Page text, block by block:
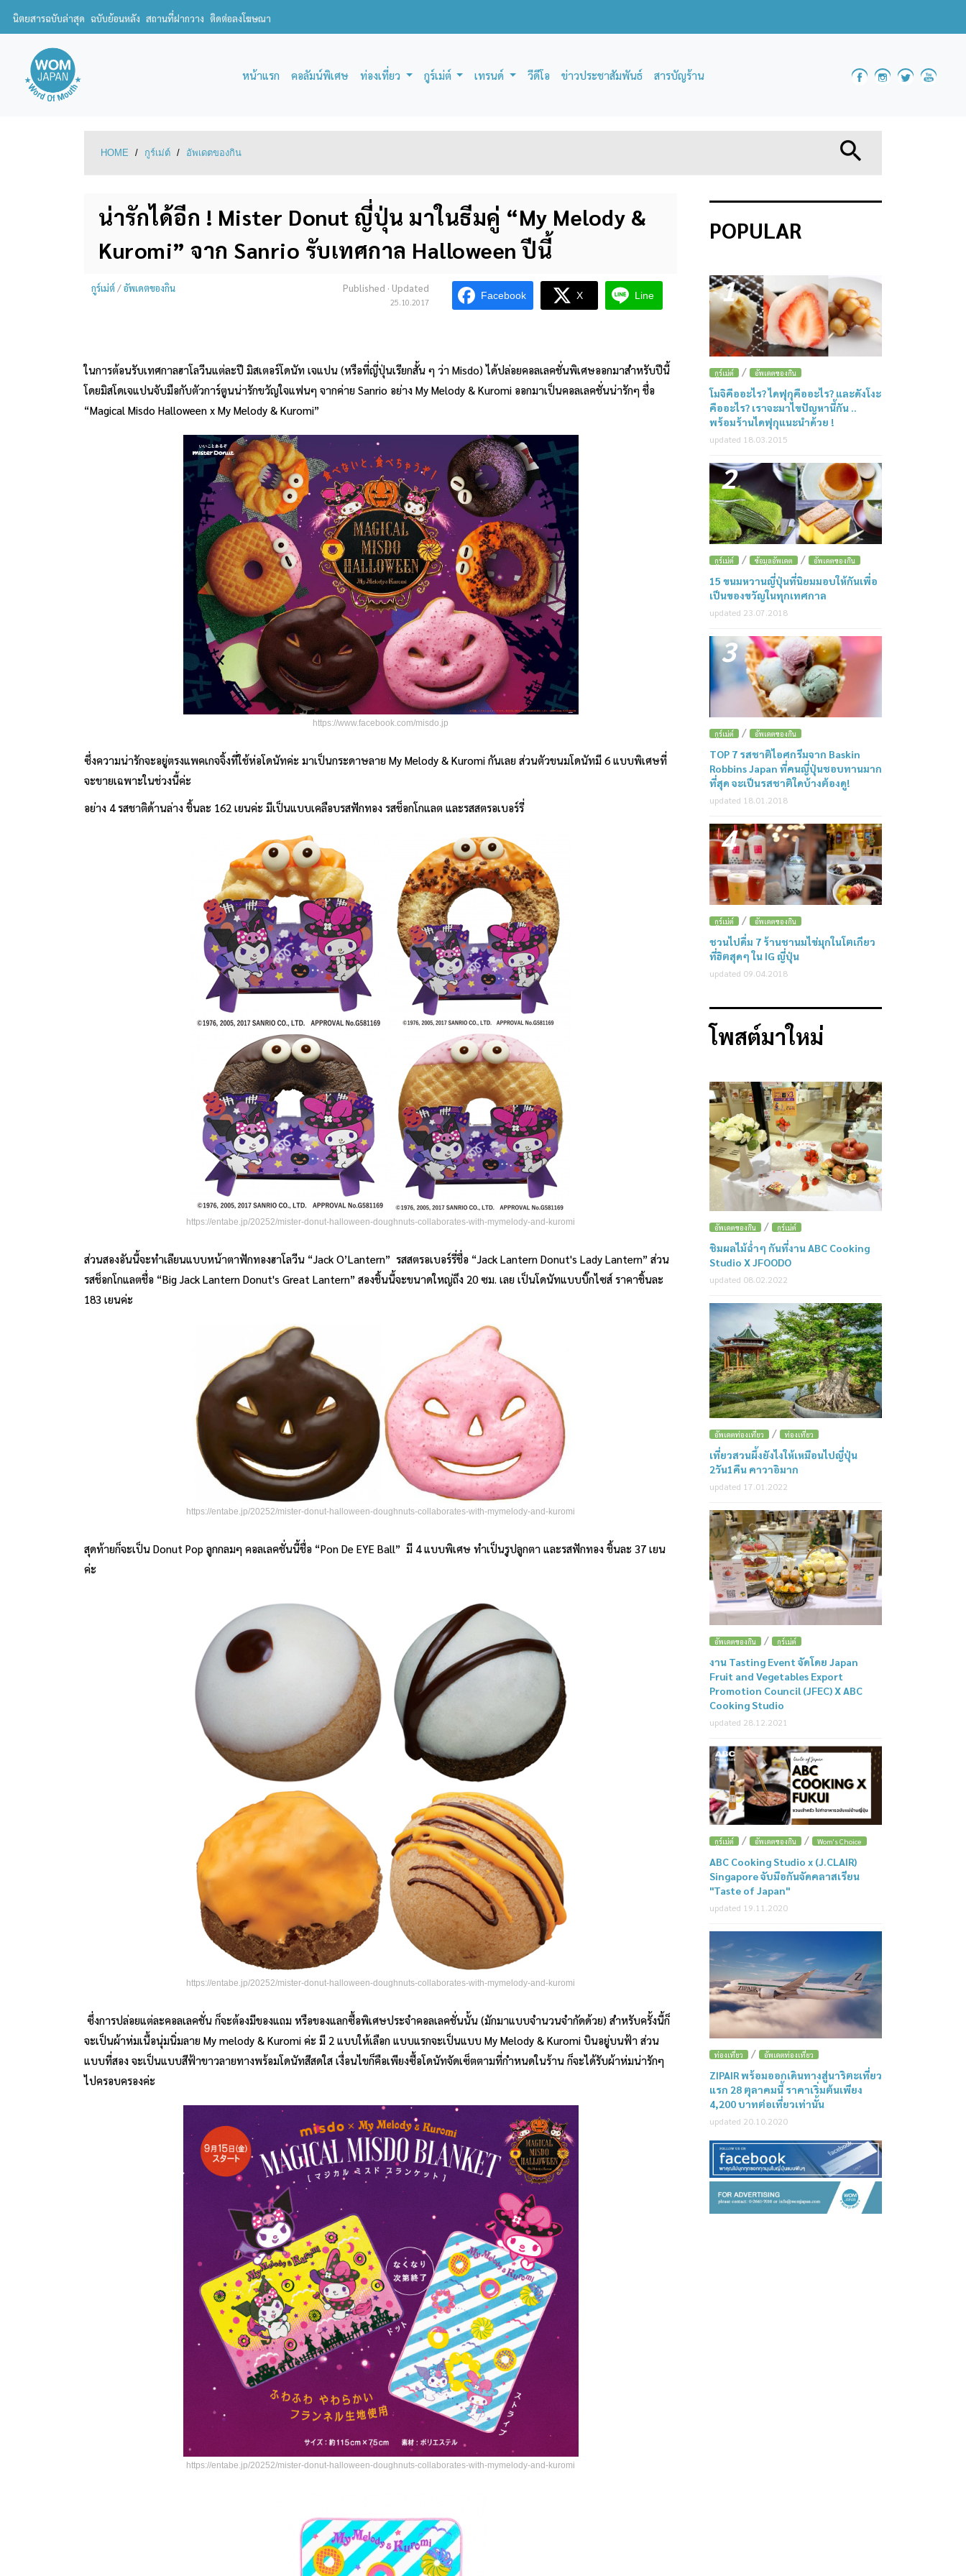
นิตยสารฉบับล่าสุด ฉบับย้อนหลัง สถานที่ฝากวาง ติดต่อลงโฆษณา
หน้าแรก คอลัมน์พิเศษ ท่องเที่ยว กูร์เม่ต์ เทรนด์ วีดีโอ ข่าวประชาสัมพันธ์ สารบัญร้าน
HOME / กูร์เม่ต์ / อัพเดตของกิน
น่ารักได้อีก ! Mister Donut ญี่ปุ่น มาในธีมคู่ “My Melody &
Kuromi” จาก Sanrio รับเทศกาล Halloween ปีนี้
กูร์เม่ต์/อัพเดตของกิน Published · Updated
25.10.2017
Facebook X Line
ในการต้อนรับเทศกาลฮาโลวีนแต่ละปี มิสเตอร์โดนัท เจแปน (หรือที่ญี่ปุ่นเรียกสั้น ๆ ว่า Misdo) ได้ปล่อยคอลเลคชั่นพิเศษออกมาสำหรับปีนี้
โดยมิสโดเจแปนจับมือกับตัวการ์ตูนน่ารักขวัญใจแฟนๆ จากค่าย Sanrio อย่าง My Melody & Kuromi ออกมาเป็นคอลเลคชั่นน่ารักๆ ชื่อ
“Magical Misdo Halloween x My Melody & Kuromi”
https://www.facebook.com/misdo.jp
ซึ่งความน่ารักจะอยู่ตรงแพคเกจจิ้งที่ใช้ห่อโดนัทค่ะ มาเป็นกระดาษลาย My Melody & Kuromi กันเลย ส่วนตัวขนมโดนัทมี 6 แบบพิเศษที่
จะขายเฉพาะในช่วงนี้ค่ะ
อย่าง 4 รสชาติด้านล่าง ชิ้นละ 162 เยนค่ะ มีเป็นแบบเคลือบรสฟักทอง รสช็อกโกแลต และรสสตรอเบอร์รี่
https://entabe.jp/20252/mister-donut-halloween-doughnuts-collaborates-with-mymelody-and-kuromi
ส่วนสองอันนี้จะทำเลียนแบบหน้าตาฟักทองฮาโลวีน “Jack O’Lantern” รสสตรอเบอร์รี่ชื่อ “Jack Lantern Donut's Lady Lantern” ส่วน
รสช็อกโกแลตชื่อ “Big Jack Lantern Donut's Great Lantern” สองชิ้นนี้จะขนาดใหญ่ถึง 20 ซม. เลย เป็นโดนัทแบบบิ๊กไซส์ ราคาชิ้นละ
183 เยนค่ะ
https://entabe.jp/20252/mister-donut-halloween-doughnuts-collaborates-with-mymelody-and-kuromi
สุดท้ายก็จะเป็น Donut Pop ลูกกลมๆ คอลเลคชั่นนี้ชื่อ “Pon De EYE Ball” มี 4 แบบพิเศษ ทำเป็นรูปลูกตา และรสฟักทอง ชิ้นละ 37 เยน
ค่ะ
https://entabe.jp/20252/mister-donut-halloween-doughnuts-collaborates-with-mymelody-and-kuromi
ซึ่งการปล่อยแต่ละคอลเลคชั่น ก็จะต้องมีของแถม หรือของแลกซื้อพิเศษประจำคอลเลคชั่นนั้น (มักมาแบบจำนวนจำกัดด้วย) สำหรับครั้งนี้ก็
จะเป็นผ้าห่มเนื้อนุ่มนิ่มลาย My melody & Kuromi ค่ะ มี 2 แบบให้เลือก แบบแรกจะเป็นแบบ My Melody & Kuromi บินอยู่บนฟ้า ส่วน
แบบที่สอง จะเป็นแบบสีฟ้าขาวลายทางพร้อมโดนัทสีสดใส เงื่อนไขก็คือเพียงซื้อโดนัทจัดเซ็ตตามที่กำหนดในร้าน ก็จะได้รับผ้าห่มน่ารักๆ
ไปครอบครองค่ะ
https://entabe.jp/20252/mister-donut-halloween-doughnuts-collaborates-with-mymelody-and-kuromi
POPULAR
1
กูร์เม่ต์ / อัพเดตของกิน
โมจิคืออะไร? ไดฟุกุคืออะไร? และดังโงะ
คืออะไร? เราจะมาไขปัญหานี้กัน ..
พร้อมร้านไดฟุกุแนะนำด้วย !
updated 18.03.2015
2
กูร์เม่ต์ / ข้อมูลอัพเดต / อัพเดตของกิน
15 ขนมหวานญี่ปุ่นที่นิยมมอบให้กันเพื่อ
เป็นของขวัญในทุกเทศกาล
updated 23.07.2018
3
กูร์เม่ต์ / อัพเดตของกิน
TOP 7 รสชาติไอศกรีมจาก Baskin
Robbins Japan ที่คนญี่ปุ่นชอบทานมาก
ที่สุด จะเป็นรสชาติใดบ้างต้องดู!
updated 18.01.2018
4
กูร์เม่ต์ / อัพเดตของกิน
ชวนไปดื่ม 7 ร้านชานมไข่มุกในโตเกียว
ที่ฮิตสุดๆ ใน IG ญี่ปุ่น
updated 09.04.2018
โพสต์มาใหม่
อัพเดตของกิน / กูร์เม่ต์
ชิมผลไม้ฉ่ำๆ กันที่งาน ABC Cooking
Studio X JFOODO
updated 08.02.2022
อัพเดตท่องเที่ยว / ท่องเที่ยว
เที่ยวสวนผึ้งยังไงให้เหมือนไปญี่ปุ่น
2วัน1คืน คาวาอิมาก
updated 17.01.2022
อัพเดตของกิน / กูร์เม่ต์
งาน Tasting Event จัดโดย Japan
Fruit and Vegetables Export
Promotion Council (JFEC) X ABC
Cooking Studio
updated 28.12.2021
กูร์เม่ต์ / อัพเดตของกิน / Wom's Choice
ABC Cooking Studio x (J.CLAIR)
Singapore จับมือกันจัดคลาสเรียน
"Taste of Japan"
updated 19.11.2020
ท่องเที่ยว / อัพเดตท่องเที่ยว
ZIPAIR พร้อมออกเดินทางสู่นาริตะเที่ยว
แรก 28 ตุลาคมนี้ ราคาเริ่มต้นเพียง
4,200 บาทต่อเที่ยวเท่านั้น
updated 20.10.2020